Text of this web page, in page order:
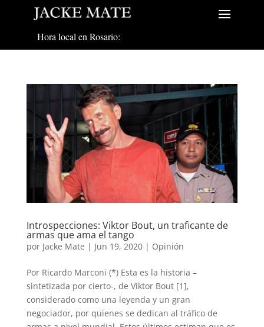
Hora local en Rosario:
Introspecciones: Viktor Bout, un traficante de
armas que ama el tango
por Jacke Mate | Jun 19, 2020| Opinión
Por Ricardo Marconi (*) Esta es la historia –
sintetizada por cierto-, de Víktor Bout [1],
considerado como una leyenda y un gran
negociador, por quienes se dedican al tráfico de